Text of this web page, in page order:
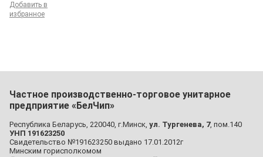
Добавить в
избранное
Частное производственно-торговое унитарное
предприятие «БелЧип»
Республика Беларусь, 220040, г.Минск, ул. Тургенева, 7, пом.140
УНП 191623250
Свидетельство №191623250 выдано 17.01.2012г
Минским горисполкомом